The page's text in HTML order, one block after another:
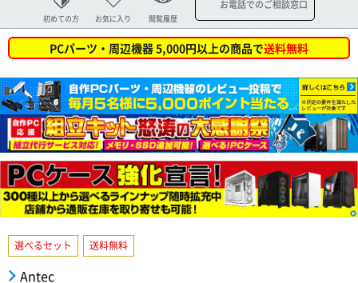
初めての方 お気に入り 閲覧履歴
お電話でのご相談窓口
PCパーツ・周辺機器 5,000円以上の商品で送料無料
選べるセット 送料無料
Antec